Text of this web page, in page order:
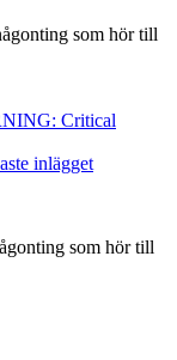
som hör till
Critical
inlägget
som hör till